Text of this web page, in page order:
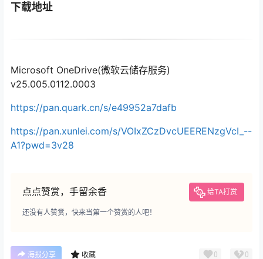
下载地址
Microsoft OneDrive(微软云储存服务)
v25.005.0112.0003
https://pan.quark.cn/s/e49952a7dafb
https://pan.xunlei.com/s/VOIxZCzDvcUEERENzgVcI_--
A1?pwd=3v28
点点赞赏，手留余香 给TA打赏
还没有人赞赏，快来当第一个赞赏的人吧！
海报分享 收藏 0 0